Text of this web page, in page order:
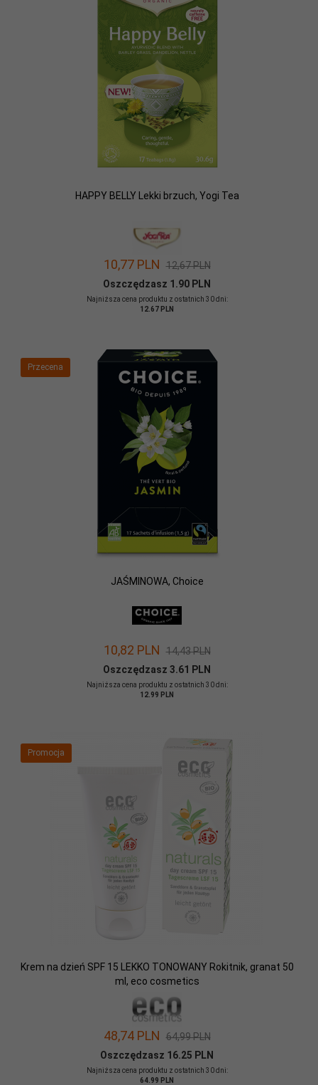
HAPPY BELLY Lekki brzuch, Yogi Tea
10,77 PLN 12,67 PLN
Oszczędzasz 1.90 PLN
Najniższa cena produktu z ostatnich 30 dni:
12.67 PLN
Przecena
JAŚMINOWA, Choice
10,82 PLN 14,43 PLN
Oszczędzasz 3.61 PLN
Najniższa cena produktu z ostatnich 30 dni:
12.99 PLN
Promocja
Krem na dzień SPF 15 LEKKO TONOWANY Rokitnik, granat 50
ml, eco cosmetics
48,74 PLN 64,99 PLN
Oszczędzasz 16.25 PLN
Najniższa cena produktu z ostatnich 30 dni:
64.99 PLN